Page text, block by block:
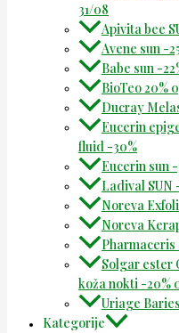
31/08
Apivita bee
Avene sun -
Babe sun -
BioTeo 20%
Ducray
Eucerin
fluid -30%
Eucerin sun
Ladival SUN
Noreva
Noreva
Pharmaceris
Solgar ester
koža nokti -20%
Uriage
Kategorije